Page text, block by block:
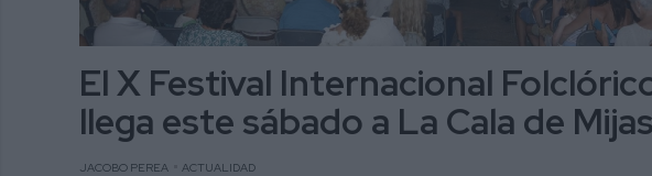
El X Festival Internacional
llega este sábado a La Cala de Mijas
JACOBO PEREA ACTUALIDAD